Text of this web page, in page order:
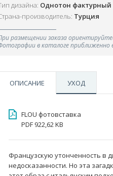
дизайна: Однотон фактурный
производитель: Турция
размещении заказа
в каталоге приближенно
ОПИСАНИЕ УХОД
FLOU фотовставка
PDF 922,62 KB
Французскую утонченность в
недосказанности. Но эта